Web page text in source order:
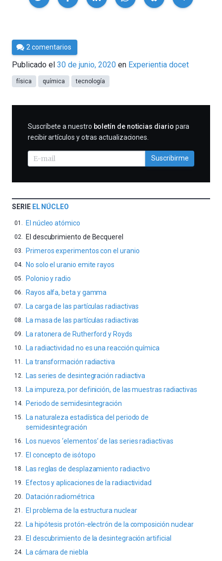
Por
César
Tomé
2 comentarios
Publicado el 30 de junio, 2020 en Experientia docet
física química tecnología
SUSCRIBIRME
Suscríbete a nuestro boletín de noticias diario para
recibir artículos y otras actualizaciones.
Suscribirme
SERIE EL NÚCLEO
El núcleo atómico
El descubrimiento de Becquerel
Primeros experimentos con el uranio
No solo el uranio emite rayos
Polonio y radio
Rayos alfa, beta y gamma
La carga de las partículas radiactivas
La masa de las partículas radiactivas
La ratonera de Rutherford y Royds
La radiactividad no es una reacción química
La transformación radiactiva
Las series de desintegración radiactiva
La impureza, por definición, de las muestras radiactivas
Periodo de semidesintegración
La naturaleza estadística del periodo de
semidesintegración
Los nuevos ‘elementos’ de las series radiactivas
El concepto de isótopo
Las reglas de desplazamiento radiactivo
Efectos y aplicaciones de la radiactividad
Datación radiométrica
El problema de la estructura nuclear
La hipótesis protón-electrón de la composición nuclear
El descubrimiento de la desintegración artificial
La cámara de niebla